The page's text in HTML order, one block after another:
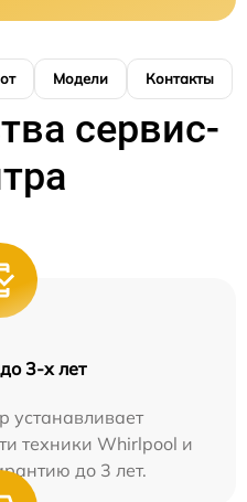
Модели Контакты
сервис-
3-х лет
устанавливает
техники Whirlpool и
до 3 лет.